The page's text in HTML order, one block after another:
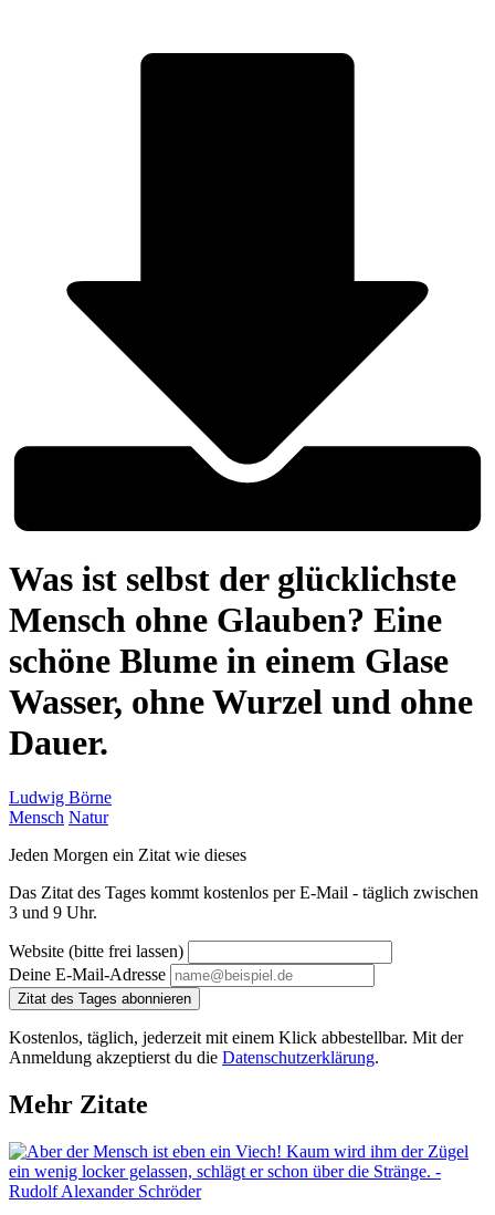
Was ist selbst der glücklichste
Mensch ohne Glauben? Eine
schöne Blume in einem Glase
Wasser, ohne Wurzel und ohne
Dauer.
Ludwig Börne
Mensch Natur
Jeden Morgen ein Zitat wie dieses
Das Zitat des Tages kommt kostenlos per E-Mail - täglich zwischen
3 und 9 Uhr.
Website (bitte frei lassen)
Deine E-Mail-Adresse
Zitat des Tages abonnieren
Kostenlos, täglich, jederzeit mit einem Klick abbestellbar. Mit der
Anmeldung akzeptierst du die Datenschutzerklärung.
Mehr Zitate